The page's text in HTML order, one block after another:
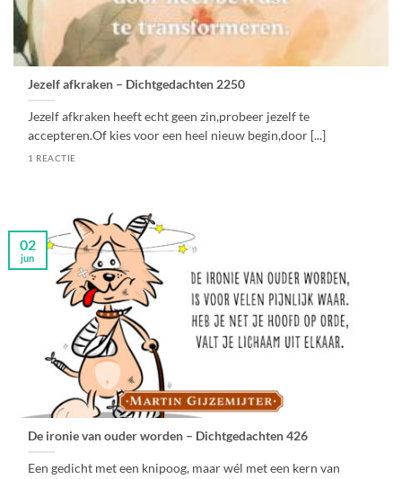
Jezelf afkraken – Dichtgedachten 2250
Jezelf afkraken heeft echt geen zin,probeer jezelf te
accepteren.Of kies voor een heel nieuw begin,door [...]
1 REACTIE
De ironie van ouder worden – Dichtgedachten 426
Een gedicht met een knipoog, maar wél met een kern van
02
jun